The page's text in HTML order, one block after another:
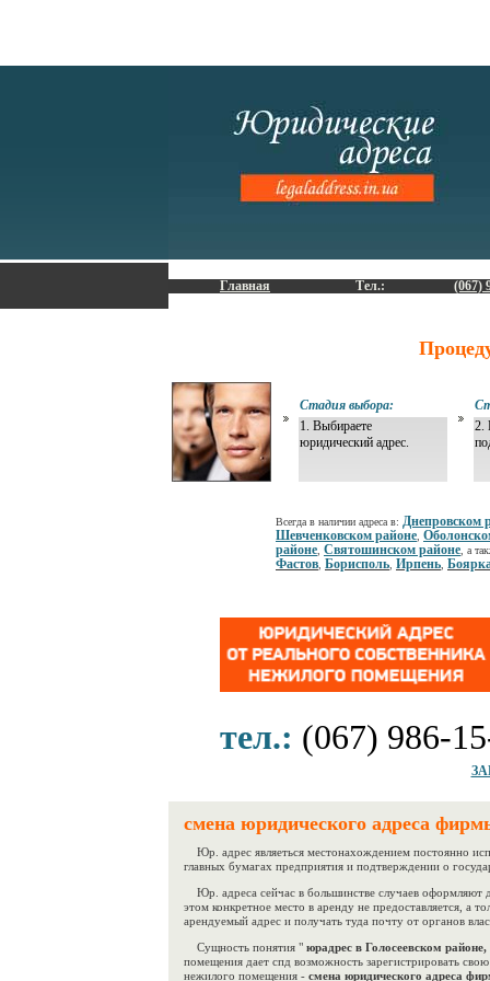
Главная Тел.: (067)
Стадия выбора:
1. Выбираете
юридический адрес.
2.
Всегда в наличии адреса в: Днепровском
Шевченковском районе
районе Святошинском районе , а
Фастов Борисполь Ирпень
тел.: (067) 986-
смена юридического адреса
Юр. адрес являеться местонахождением постоянно
главных бумагах предприятия и подтверждении о
Юр. адреса сейчас в большинстве случаев оформляют
этом конкретное место в аренду не предоставляется, а
арендуемый адрес и получать туда почту от органов
Сущность понятия " юрадрес в Голосеевском
помещения дает спд возможность зарегистрировать
нежилого помещения - смена юридического адреса